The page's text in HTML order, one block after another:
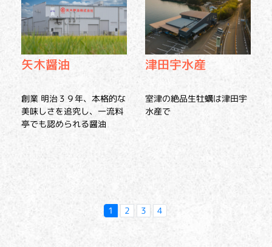
矢木醤油
創業 明治３９年、本格的な
美味しさを追究し、一流料
亭でも認められる醤油
津田宇水産
室津の絶品生牡蠣は津田宇
水産で
1 2 3 4